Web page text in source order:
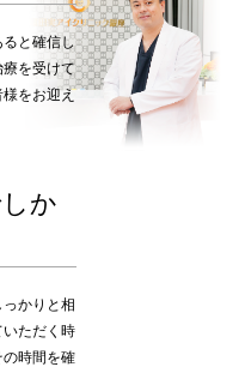
と確信し
を受けて
をお迎え
か
かりと相
ただく時
時間を確